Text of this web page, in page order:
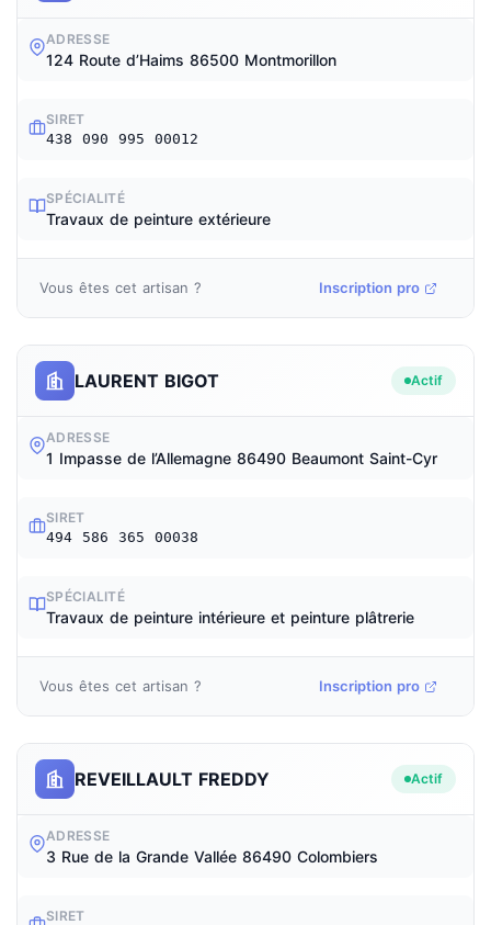
ADRESSE
124 Route d’Haims 86500 Montmorillon
SIRET
438 090 995 00012
SPÉCIALITÉ
Travaux de peinture extérieure
Vous êtes cet artisan ? Inscription pro
LAURENT BIGOT Actif
ADRESSE
1 Impasse de l’Allemagne 86490 Beaumont Saint-Cyr
SIRET
494 586 365 00038
SPÉCIALITÉ
Travaux de peinture intérieure et peinture plâtrerie
Vous êtes cet artisan ? Inscription pro
REVEILLAULT FREDDY Actif
ADRESSE
3 Rue de la Grande Vallée 86490 Colombiers
SIRET